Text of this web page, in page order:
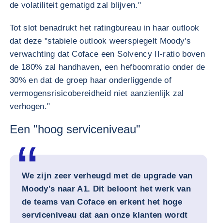
de volatiliteit gematigd zal blijven."
Tot slot benadrukt het ratingbureau in haar outlook
dat deze "stabiele outlook weerspiegelt Moody's
verwachting dat Coface een Solvency II-ratio boven
de 180% zal handhaven, een hefboomratio onder de
30% en dat de groep haar onderliggende of
vermogensrisicobereidheid niet aanzienlijk zal
verhogen."
Een "hoog serviceniveau"
We zijn zeer verheugd met de upgrade van
Moody's naar A1. Dit beloont het werk van
de teams van Coface en erkent het hoge
serviceniveau dat aan onze klanten wordt